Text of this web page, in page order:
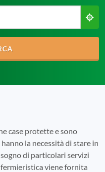
case protette e sono
la necessità di stare in
di particolari servizi
viene fornita